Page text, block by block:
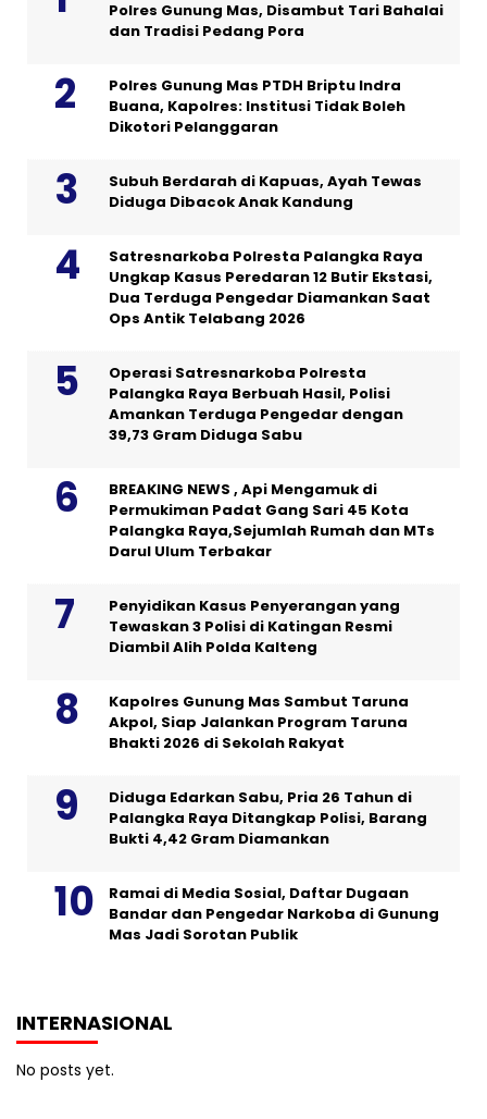
Polres Gunung Mas, Disambut Tari Bahalai
dan Tradisi Pedang Pora
Polres Gunung Mas PTDH Briptu Indra
Buana, Kapolres: Institusi Tidak Boleh
Dikotori Pelanggaran
Subuh Berdarah di Kapuas, Ayah Tewas
Diduga Dibacok Anak Kandung
Satresnarkoba Polresta Palangka Raya
Ungkap Kasus Peredaran 12 Butir Ekstasi,
Dua Terduga Pengedar Diamankan Saat
Ops Antik Telabang 2026
Operasi Satresnarkoba Polresta
Palangka Raya Berbuah Hasil, Polisi
Amankan Terduga Pengedar dengan
39,73 Gram Diduga Sabu
BREAKING NEWS , Api Mengamuk di
Permukiman Padat Gang Sari 45 Kota
Palangka Raya,Sejumlah Rumah dan MTs
Darul Ulum Terbakar
Penyidikan Kasus Penyerangan yang
Tewaskan 3 Polisi di Katingan Resmi
Diambil Alih Polda Kalteng
Kapolres Gunung Mas Sambut Taruna
Akpol, Siap Jalankan Program Taruna
Bhakti 2026 di Sekolah Rakyat
Diduga Edarkan Sabu, Pria 26 Tahun di
Palangka Raya Ditangkap Polisi, Barang
Bukti 4,42 Gram Diamankan
Ramai di Media Sosial, Daftar Dugaan
Bandar dan Pengedar Narkoba di Gunung
Mas Jadi Sorotan Publik
INTERNASIONAL
No posts yet.